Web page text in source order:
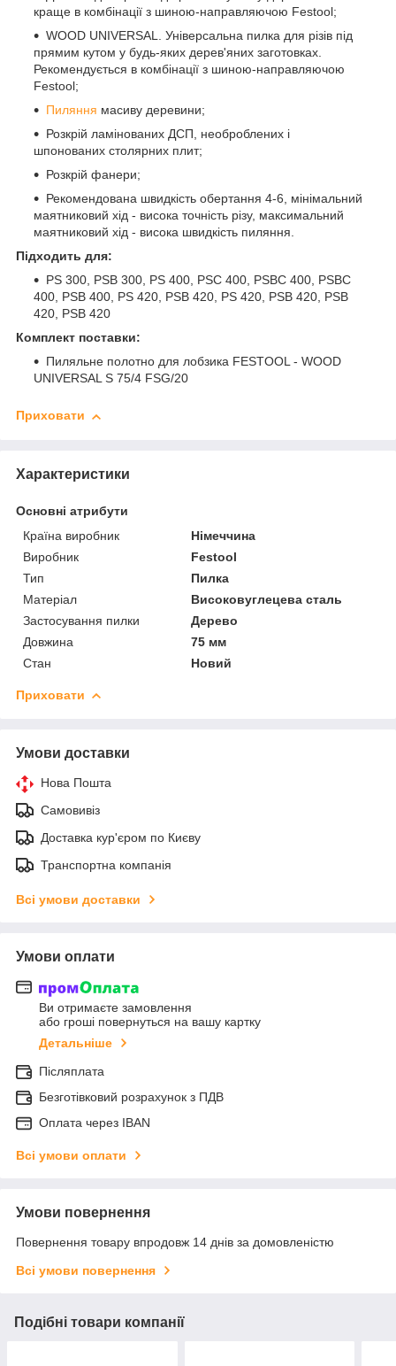
краще в комбінації з шиною-направляючою Festool;
WOOD UNIVERSAL. Універсальна пилка для різів під
прямим кутом у будь-яких дерев'яних заготовках.
Рекомендується в комбінації з шиною-направляючою
Festool;
Пиляння масиву деревини;
Розкрій ламінованих ДСП, необроблених і
шпонованих столярних плит;
Розкрій фанери;
Рекомендована швидкість обертання 4-6, мінімальний
маятниковий хід - висока точність різу, максимальний
маятниковий хід - висока швидкість пиляння.
Підходить для:
PS 300, PSB 300, PS 400, PSC 400, PSBC 400, PSBC
400, PSB 400, PS 420, PSB 420, PS 420, PSB 420, PSB
420, PSB 420
Комплект поставки:
Пиляльне полотно для лобзика FESTOOL - WOOD
UNIVERSAL S 75/4 FSG/20
Приховати
Характеристики
Основні атрибути
Країна виробник
Німеччина
Виробник
Festool
Тип
Пилка
Матеріал
Високовуглецева сталь
Застосування пилки
Дерево
Довжина
75 мм
Стан
Новий
Приховати
Умови доставки
Нова Пошта
Самовивіз
Доставка кур'єром по Києву
Транспортна компанія
Всі умови доставки
Умови оплати
Ви отримаєте замовлення
або гроші повернуться на вашу картку
Детальніше
Післяплата
Безготівковий розрахунок з ПДВ
Оплата через IBAN
Всі умови оплати
Умови повернення
Повернення товару впродовж 14 днів за домовленістю
Всі умови повернення
Подібні товари компанії